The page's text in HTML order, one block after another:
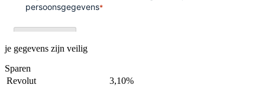
je gegevens zijn veilig
Sparen
Revolut
3,10%